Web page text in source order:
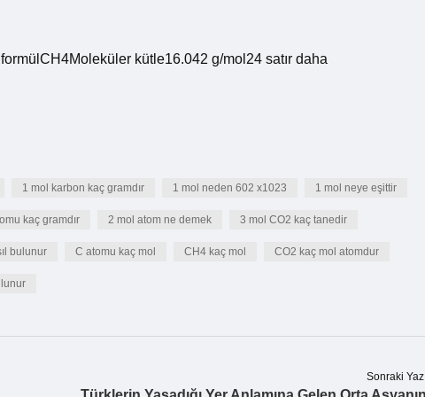
kütle16.042 g/mol24 satır daha
1 mol karbon kaç gramdır 1 mol neden 602 x1023 1 mol neye eşittir
kaç gramdır 2 mol atom ne demek 3 mol CO2 kaç tanedir
bulunur C atomu kaç mol CH4 kaç mol CO2 kaç mol atomdur
Sonraki